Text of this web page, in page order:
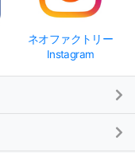
ネオファクトリー
Instagram